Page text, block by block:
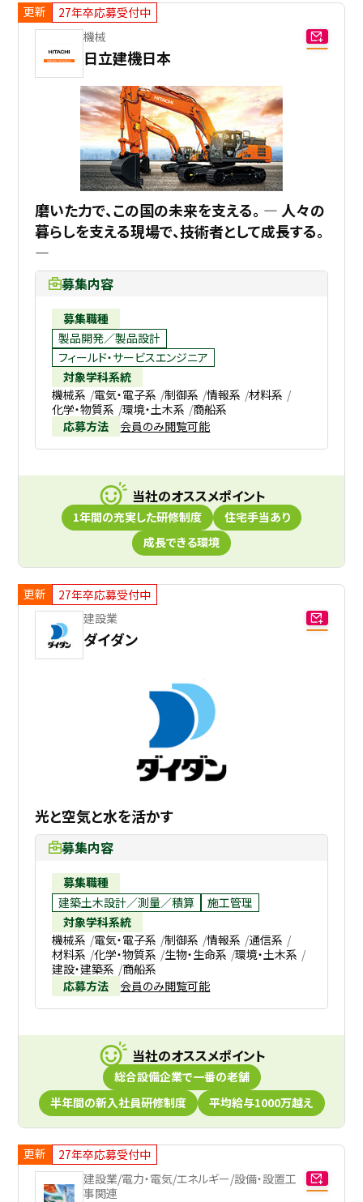
更新
27年卒応募受付中
機械
日立建機日本
磨いた力で、この国の未来を支える。 ― 人々の
暮らしを支える現場で、技術者として成長する。
―
募集内容
募集職種
製品開発／製品設計
フィールド・サービスエンジニア
対象学科系統
機械系 電気・電子系 制御系 情報系 材料系
化学・物質系 環境・土木系 商船系
応募方法
会員のみ閲覧可能
当社のオススメポイント
1年間の充実した研修制度
住宅手当あり
成長できる環境
更新
27年卒応募受付中
建設業
ダイダン
光と空気と水を活かす
募集内容
募集職種
建築土木設計／測量／積算
施工管理
対象学科系統
機械系 電気・電子系 制御系 情報系 通信系
材料系 化学・物質系 生物・生命系 環境・土木系
建設・建築系 商船系
応募方法
会員のみ閲覧可能
当社のオススメポイント
総合設備企業で一番の老舗
半年間の新入社員研修制度
平均給与1000万越え
更新
27年卒応募受付中
建設業/電力・電気/エネルギー/設備・設置工
事関連